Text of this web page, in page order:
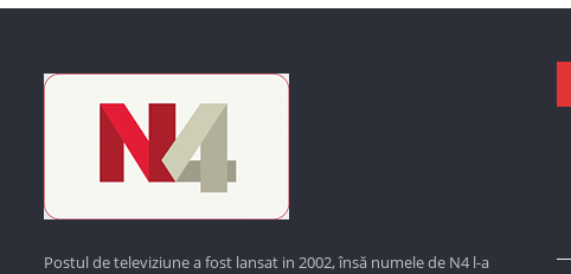
Postul de televiziune a fost lansat in 2002, însă numele de N4 l-a